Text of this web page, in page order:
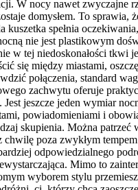
W nocy nawet zwyczajne
domysłem. To
spełnia
nie jest plastikowym
w tej niedoskonałości
się między miastami,
połączenia, standard
zachwytu oferuje
jeszcze jeden wymiar
powiadomieniami i
skupienia. Można
poza zwykłym
odpowiedzialnego
Mimo to
wyborem stylu